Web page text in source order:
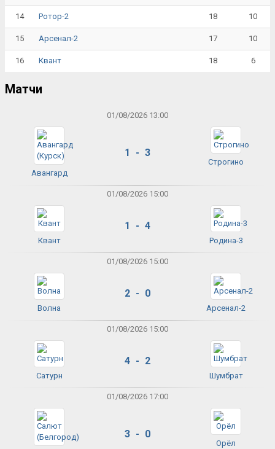
14 Ротор-2 18 10
15 Арсенал-2 17 10
16 Квант 18 6
Матчи
01/08/2026 13:00
Авангард
1 - 3
Строгино
01/08/2026 15:00
Квант
1 - 4
Родина-3
01/08/2026 15:00
Волна
2 - 0
Арсенал-2
01/08/2026 15:00
Сатурн
4 - 2
Шумбрат
01/08/2026 17:00
3 - 0
Орёл